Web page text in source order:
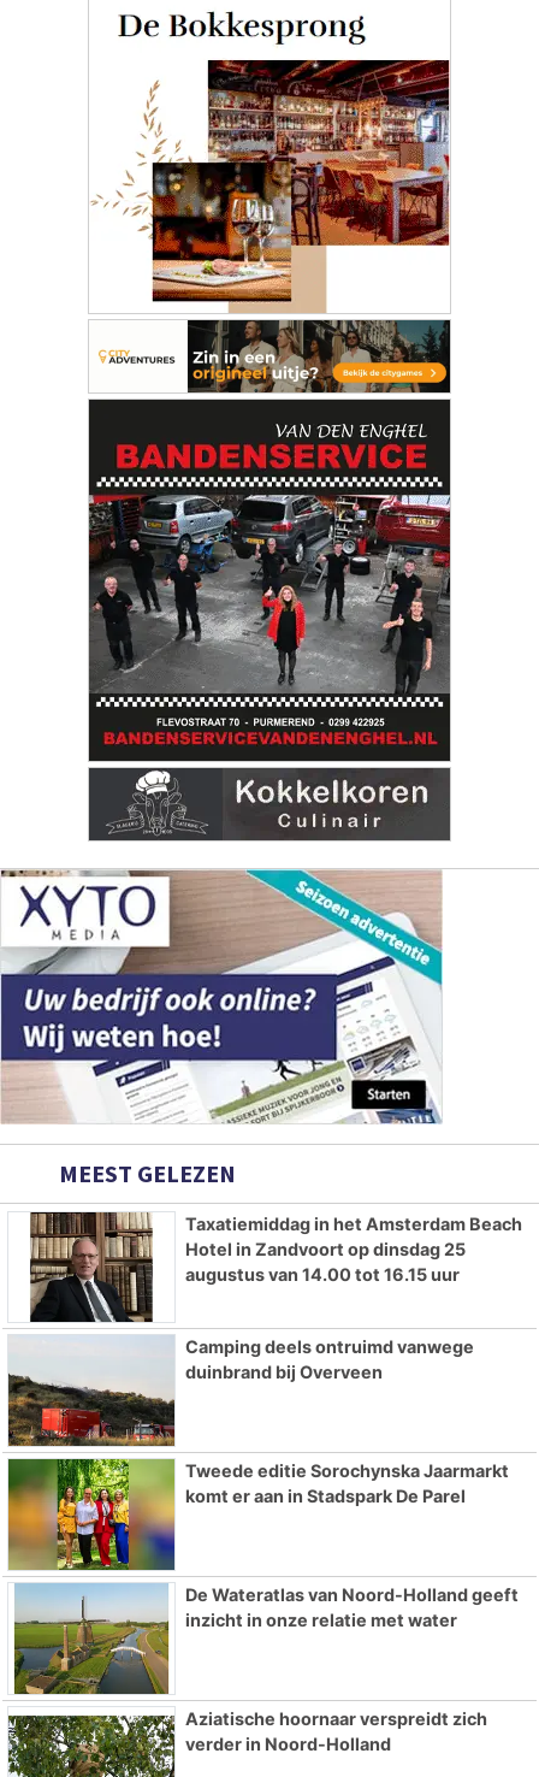
MEEST GELEZEN
Taxatiemiddag in het Amsterdam Beach
Hotel in Zandvoort op dinsdag 25
augustus van 14.00 tot 16.15 uur
Camping deels ontruimd vanwege
duinbrand bij Overveen
Tweede editie Sorochynska Jaarmarkt
komt er aan in Stadspark De Parel
De Wateratlas van Noord-Holland geeft
inzicht in onze relatie met water
Aziatische hoornaar verspreidt zich
verder in Noord-Holland